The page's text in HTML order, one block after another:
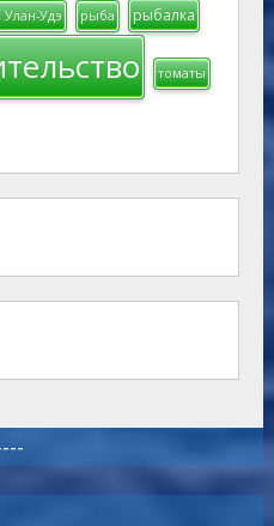
Улан-Удэ рыба рыбалка
томаты